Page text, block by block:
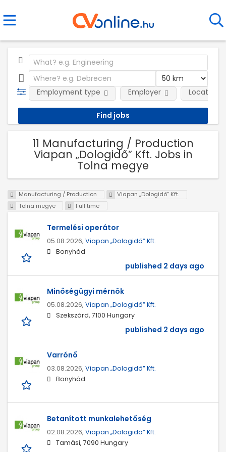
Employment type Employer Location
11 Manufacturing / Production
Viapan „Dologidő” Kft. Jobs in
Tolna megye
Manufacturing / Production
Viapan „Dologidő” Kft.
Tolna megye
Full time
Termelési operátor
05.08.2026, Viapan „Dologidő” Kft.
Bonyhád
published 2 days ago
Minőségügyi mérnök
05.08.2026, Viapan „Dologidő” Kft.
Szekszárd, 7100 Hungary
published 2 days ago
Varrónő
03.08.2026, Viapan „Dologidő” Kft.
Bonyhád
Betanított munkalehetőség
02.08.2026, Viapan „Dologidő” Kft.
Tamási, 7090 Hungary